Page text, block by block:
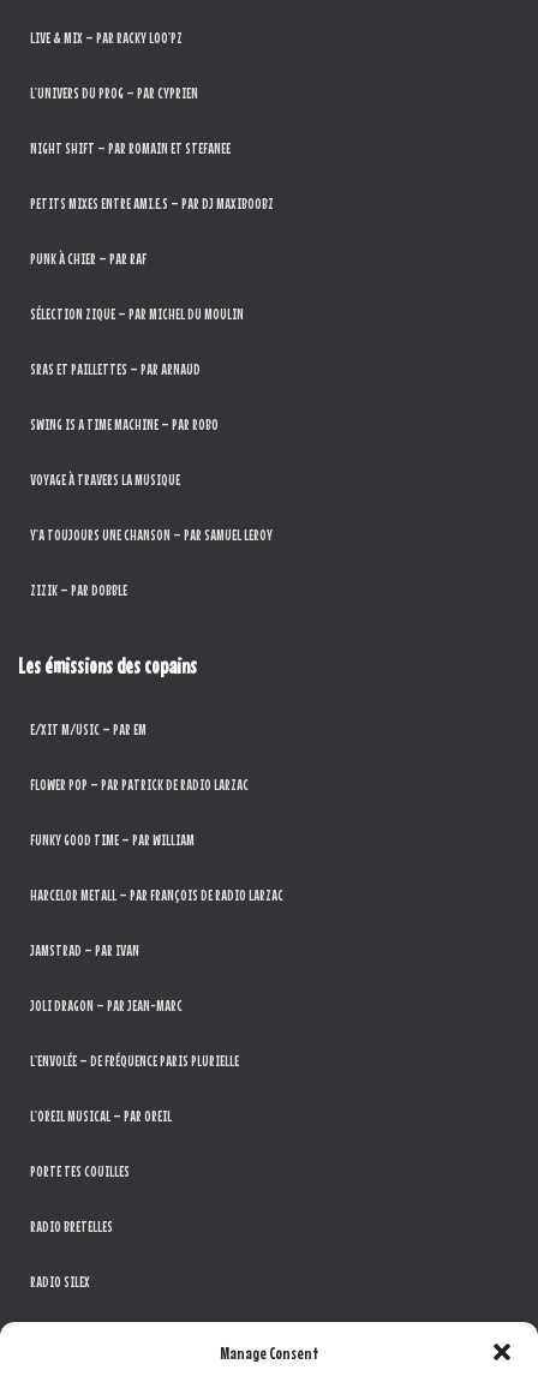
Manage Consent
LIVE & MIX – PAR RACKY LOO’PZ
L’UNIVERS DU PROG – PAR CYPRIEN
NIGHT SHIFT – PAR ROMAIN ET STEFANEE
PETITS MIXES ENTRE AMI.E.S – PAR DJ MAXIBOOBZ
PUNK À CHIER – PAR RAF
SÉLECTION ZIQUE – PAR MICHEL DU MOULIN
SRAS ET PAILLETTES – PAR ARNAUD
SWING IS A TIME MACHINE – PAR ROBO
VOYAGE À TRAVERS LA MUSIQUE
Y’A TOUJOURS UNE CHANSON – PAR SAMUEL LEROY
ZIZIK – PAR DOBBLE
Les émissions des copains
E/XIT M/USIC – PAR EM
FLOWER POP – PAR PATRICK DE RADIO LARZAC
FUNKY GOOD TIME – PAR WILLIAM
HARCELOR METALL – PAR FRANÇOIS DE RADIO LARZAC
JAMSTRAD – PAR IVAN
JOLI DRAGON – PAR JEAN-MARC
L’ENVOLÉE – DE FRÉQUENCE PARIS PLURIELLE
L’OREIL MUSICAL – PAR OREIL
PORTE TES COUILLES
RADIO BRETELLES
RADIO SILEX